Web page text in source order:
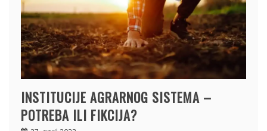
INSTITUCIJE AGRARNOG SISTEMA –
POTREBA ILI FIKCIJA?